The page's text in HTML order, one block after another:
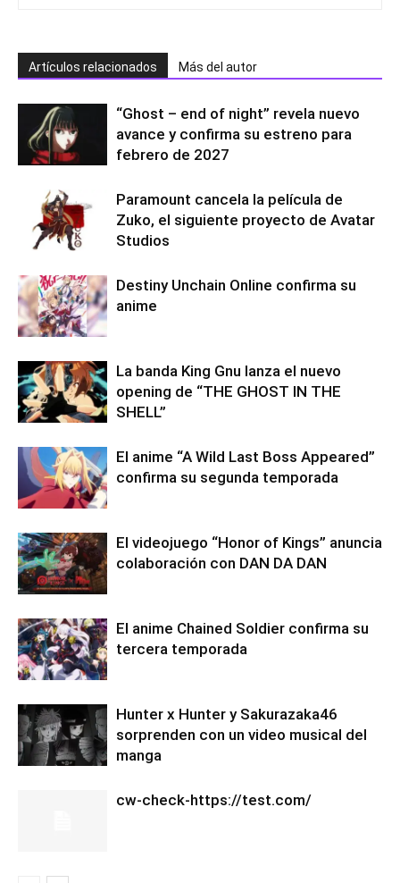
Artículos relacionados Más del autor
“Ghost – end of night” revela nuevo
avance y confirma su estreno para
febrero de 2027
Paramount cancela la película de
Zuko, el siguiente proyecto de Avatar
Studios
Destiny Unchain Online confirma su
anime
La banda King Gnu lanza el nuevo
opening de “THE GHOST IN THE
SHELL”
El anime “A Wild Last Boss Appeared”
confirma su segunda temporada
El videojuego “Honor of Kings” anuncia
colaboración con DAN DA DAN
El anime Chained Soldier confirma su
tercera temporada
Hunter x Hunter y Sakurazaka46
sorprenden con un video musical del
manga
cw-check-https://test.com/